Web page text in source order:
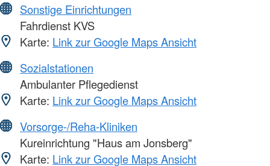
Sonstige Einrichtungen
Fahrdienst KVS
Karte: Link zur Google Maps Ansicht
Sozialstationen
Ambulanter Pflegedienst
Karte: Link zur Google Maps Ansicht
Vorsorge-/Reha-Kliniken
Kureinrichtung "Haus am Jonsberg"
Karte: Link zur Google Maps Ansicht